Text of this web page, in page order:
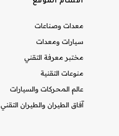
معدات وصناعات
سيارات ومعدات
مختبر معرفة التقني
منوعات التقنية
عالم المحركات والسيارات
آفاق الطيران والطيران التقني